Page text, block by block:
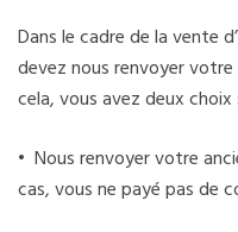
Dans le cadre de la vente
devez nous renvoyer
cela, vous avez deux choix :
• Nous renvoyer votre
cas, vous ne payé pas de